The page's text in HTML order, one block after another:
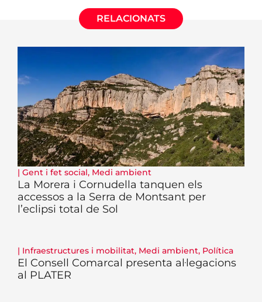
RELACIONATS
| Gent i fet social, Medi ambient
La Morera i Cornudella tanquen els
accessos a la Serra de Montsant per
l’eclipsi total de Sol
| Infraestructures i mobilitat, Medi ambient, Política
El Consell Comarcal presenta al·legacions
al PLATER